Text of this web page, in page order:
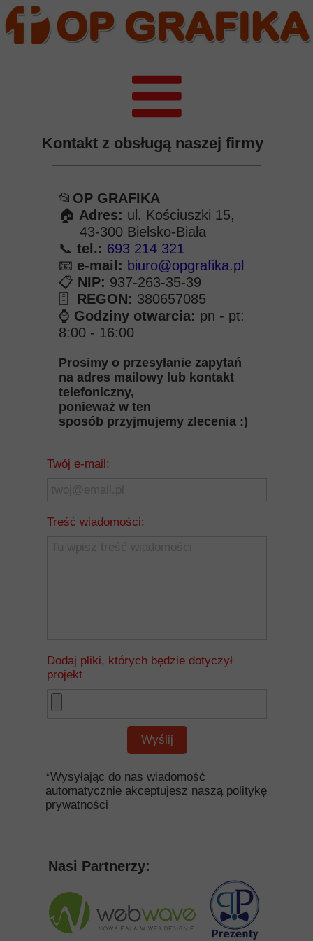
*Wysyłając do nas wiadomość
automatycznie akceptujesz naszą politykę
prywatności
Nasi Partnerzy:
📂 OP GRAFIKA
🏠 Adres: ul. Kościuszki 15,
43-300 Bielsko-Biała
📞 tel.: 693 214 321
📧 e-mail: biuro@opgrafika.pl
📋 NIP: 937-263-35-39
🗄
REGON: 380657085
⌚️ Godziny otwarcia: pn - pt:
8:00 - 16:00
Prosimy o przesyłanie zapytań
na adres mailowy lub kontakt
telefoniczny,
ponieważ w ten
sposób przyjmujemy zlecenia :)
Twój e-mail:
Treść wiadomości:
Dodaj pliki, których będzie dotyczył
projekt
Wyślij
Kontakt z obsługą naszej firmy